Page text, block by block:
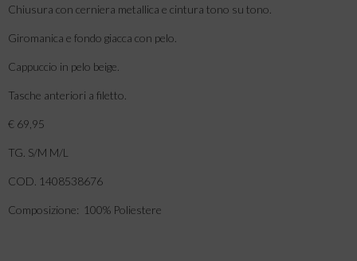
Chiusura con cerniera metallica e cintura tono su tono.
Giromanica e fondo giacca con pelo.
Cappuccio in pelo beige.
Tasche anteriori a filetto.
€ 69,95
TG. S/M M/L
COD. 1408538676
Composizione: 100% Poliestere